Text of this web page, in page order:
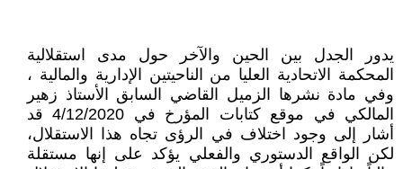
يدور الجدل بين الحين والآخر حول مدى استقلالية
المحكمة الاتحادية العليا من الناحيتين الإدارية والمالية ،
وفي مادة نشرها الزميل القاضي السابق الأستاذ زهير
المالكي في موقع كتابات المؤرخ في 4/12/2020 قد
أشار إلى وجود اختلاف في الرؤى تجاه هذا الاستقلال،
لكن الواقع الدستوري والفعلي يؤكد على إنها مستقلة